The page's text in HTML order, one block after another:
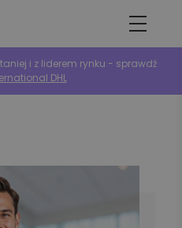
i z liderem rynku - sprawdź
DHL